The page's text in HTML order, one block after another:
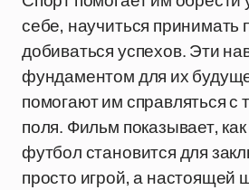
себе, научиться принимать
добиваться успехов. Эти
фундаментом для их
помогают им справляться с
поля. Фильм показывает,
футбол становится для
просто игрой, а настоящей